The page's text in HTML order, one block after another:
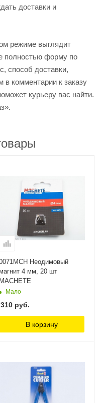
доставки и
режиме выглядит
полностью форму по
способ доставки,
комментарии к заказу
курьеру вас найти.
Неодимовый
магнит 4 мм, 20 шт
MACHETE
Мало
310 руб.
В корзину